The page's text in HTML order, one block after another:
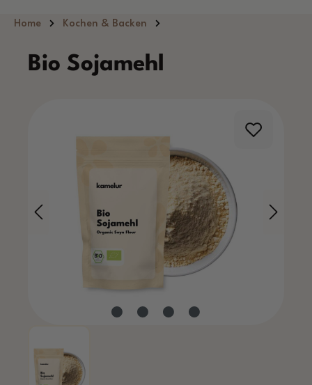
Hauptinhalt springen
Home Kochen & Backen
Bio Sojamehl